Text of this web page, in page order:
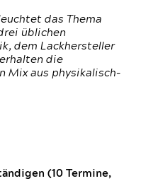
das Thema
üblichen
dem Lackhersteller
die
Mix aus physikalisch-
(10 Termine,